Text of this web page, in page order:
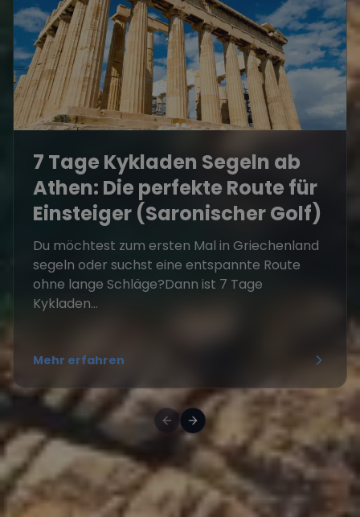
7 Tage Kykladen Segeln ab
Athen: Die perfekte Route für
Einsteiger (Saronischer Golf)
Du möchtest zum ersten Mal in Griechenland
segeln oder suchst eine entspannte Route
ohne lange Schläge?Dann ist 7 Tage
Kykladen...
Mehr erfahren